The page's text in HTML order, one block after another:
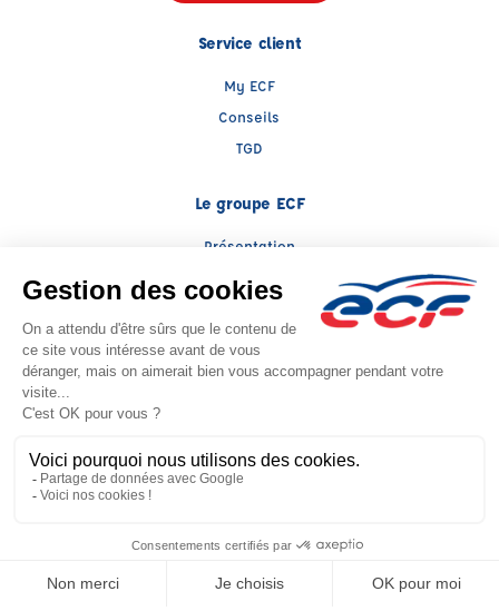
Service client
My ECF
Conseils
TGD
Le groupe ECF
Présentation
Trouver une agence
Presse
Actualités
Facebook (nouvelle fenêtre)
Instagram (nouvelle fenêtre)
YouTube (nouvelle fenêtre)
TikTok (nouvelle fenêtre)
Raison sociale : ECF SUD OUEST - Capital social: 9270€
Siège social : 20 Bis, Bd Lascrosses , TOULOUSE (31000) - Représentant légal
: Florent FEUILLERES